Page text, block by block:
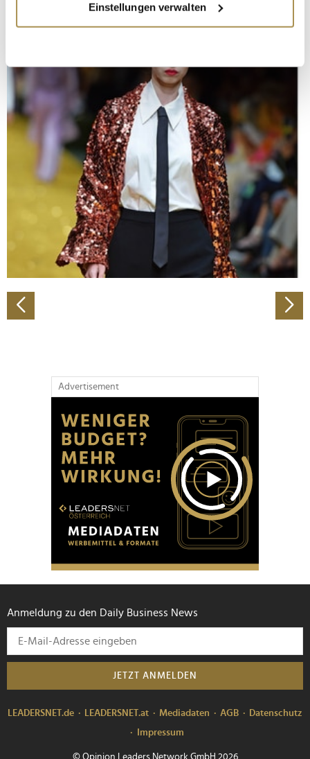
Informationen über Ihre geografische Lage
erfassen, welche bis auf einige Meter genau sein
bestimmten Merkmalen (Fingerprinting) identifizieren
Erfahren Sie mehr darüber, wie Ihre persönlichen Daten
verarbeitet werden, und legen Sie Ihre Präferenzen im
Abschnitt Einzelheiten fest.
Wir verwenden Cookies, um Inhalte und Anzeigen zu
personalisieren, Funktionen für soziale Medien anbieten
zu können und die Zugriffe auf unsere Website zu
analysieren. Außerdem geben wir Informationen zu Ihrer
Verwendung unserer Website an unsere Partner für
soziale Medien, Werbung und Analysen weiter. Unsere
Partner führen diese Informationen möglicherweise mit
haben oder die sie im Rahmen Ihrer Nutzung der Dienste
gesammelt haben.
Einstellungen verwalten
Advertisement
Anmeldung zu den Daily Business News
JETZT ANMELDEN
LEADERSNET.de LEADERSNET.at Mediadaten AGB
Datenschutz
Impressum